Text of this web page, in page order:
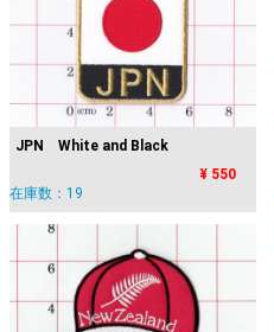
JPN White and Black
¥ 550
在庫数：19